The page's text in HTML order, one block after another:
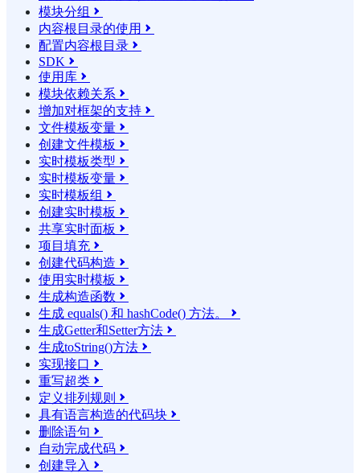
模块分组 
内容根目录的使用 
配置内容根目录 
SDK 
使用库 
模块依赖关系 
增加对框架的支持 
文件模板变量 
创建文件模板 
实时模板类型 
实时模板变量 
实时模板组 
创建实时模板 
共享实时面板 
项目填充 
创建代码构造 
使用实时模板 
生成构造函数 
生成 equals() 和 hashCode() 方法。 
生成Getter和Setter方法 
生成toString()方法 
实现接口 
重写超类 
定义排列规则 
具有语言构造的代码块 
删除语句 
自动完成代码 
创建导入 